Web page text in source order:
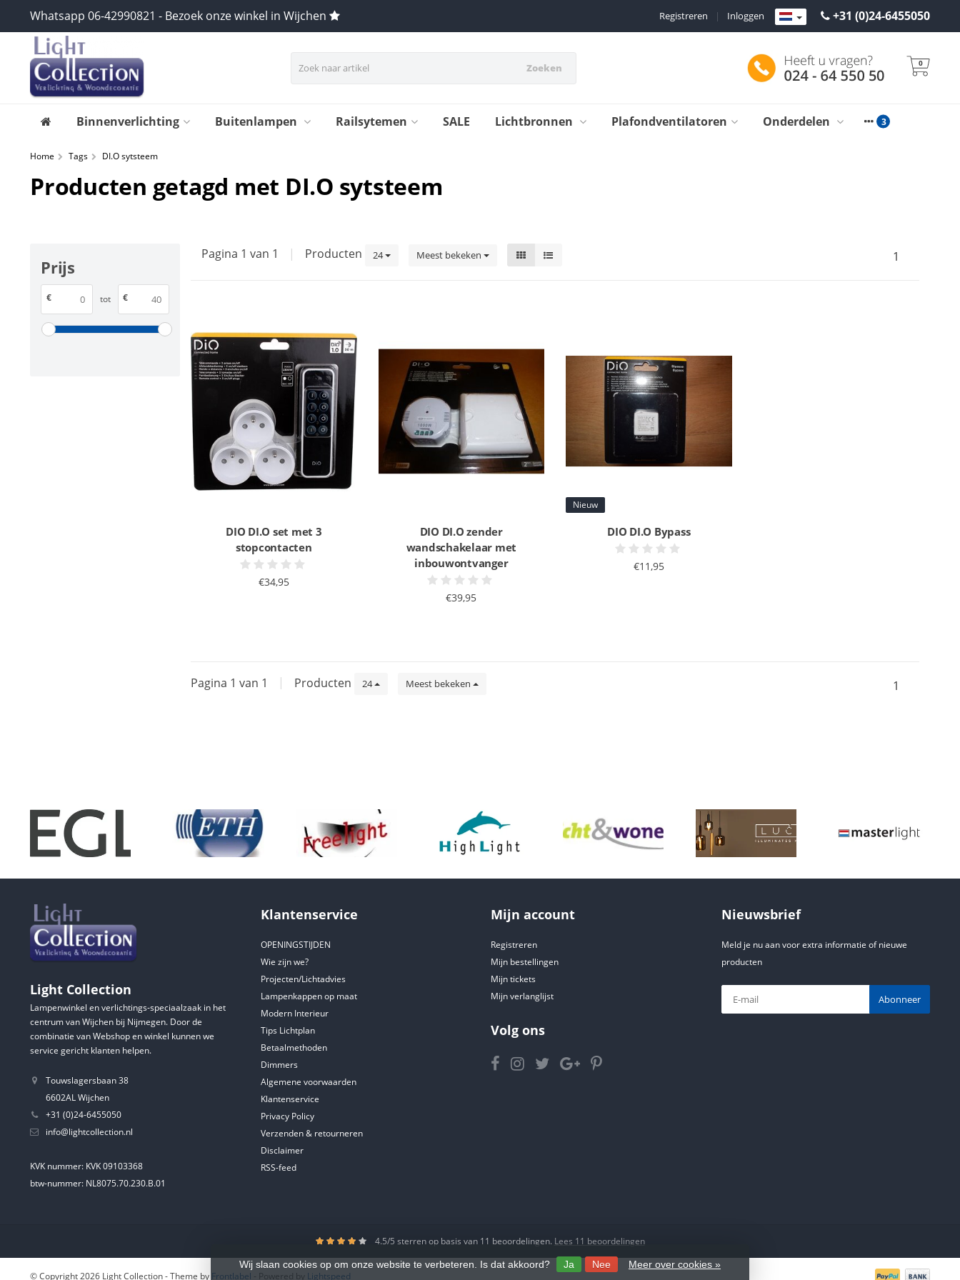
Whatsapp 06-42990821 - Bezoek onze winkel in Wijchen +31 (0)24-6455050
Inloggen
|
Registreren
Zoeken 0
Binnenverlichting Buitenlampen Railsytemen SALE Lichtbronnen Plafondventilatoren Onderdelen
Home Tags DI.O sytsteem
Producten getagd met DI.O sytsteem
Prijs
€ tot €
Pagina 1 van 1 | Producten 24 Meest bekeken 1
DIO DI.O set met 3
stopcontacten
€34,95
DIO DI.O zender
wandschakelaar met
inbouwontvanger
€39,95
Nieuw
DIO DI.O Bypass
€11,95
Pagina 1 van 1 | Producten 24 Meest bekeken 1
Light Collection
Lampenwinkel en verlichtings-speciaalzaak in het
centrum van Wijchen bij Nijmegen. Door de
combinatie van Webshop en winkel kunnen we
service gericht klanten helpen.
Touwslagersbaan 38
6602AL Wijchen
+31 (0)24-6455050
info@lightcollection.nl
KVK nummer: KVK 09103368
btw-nummer: NL8075.70.230.B.01
Klantenservice
OPENINGSTIJDEN
Wie zijn we?
Projecten/Lichtadvies
Lampenkappen op maat
Modern Interieur
Tips Lichtplan
Betaalmethoden
Dimmers
Algemene voorwaarden
Klantenservice
Privacy Policy
Verzenden & retourneren
Disclaimer
RSS-feed
Mijn account
Registreren
Mijn bestellingen
Mijn tickets
Mijn verlanglijst
Volg ons
Nieuwsbrief
Meld je nu aan voor extra informatie of nieuwe
producten
Abonneer
4.5/5 sterren op basis van 11 beoordelingen. Lees 11 beoordelingen
Wij slaan cookies op om onze website te verbeteren. Is dat akkoord? Ja Nee Meer over cookies »
© Copyright 2026 Light Collection- Theme by Frontlabel - Powered by Lightspeed